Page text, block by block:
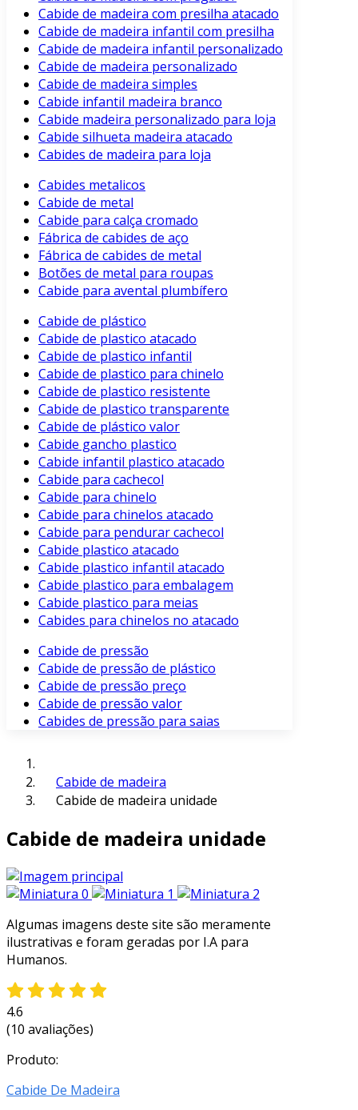
Cabide de madeira com presilha atacado
Cabide de madeira infantil com presilha
Cabide de madeira infantil personalizado
Cabide de madeira personalizado
Cabide de madeira simples
Cabide infantil madeira branco
Cabide madeira personalizado para loja
Cabide silhueta madeira atacado
Cabides de madeira para loja
Cabides metalicos
Cabide de metal
Cabide para calça cromado
Fábrica de cabides de aço
Fábrica de cabides de metal
Botões de metal para roupas
Cabide para avental plumbífero
Cabide de plástico
Cabide de plastico atacado
Cabide de plastico infantil
Cabide de plastico para chinelo
Cabide de plastico resistente
Cabide de plastico transparente
Cabide de plástico valor
Cabide gancho plastico
Cabide infantil plastico atacado
Cabide para cachecol
Cabide para chinelo
Cabide para chinelos atacado
Cabide para pendurar cachecol
Cabide plastico atacado
Cabide plastico infantil atacado
Cabide plastico para embalagem
Cabide plastico para meias
Cabides para chinelos no atacado
Cabide de pressão
Cabide de pressão de plástico
Cabide de pressão preço
Cabide de pressão valor
Cabides de pressão para saias
Cabide de madeira
Cabide de madeira unidade
Cabide de madeira unidade
Algumas imagens deste site são meramente
ilustrativas e foram geradas por I.A para
Humanos.
4.6
(10 avaliações)
Produto:
Cabide De Madeira